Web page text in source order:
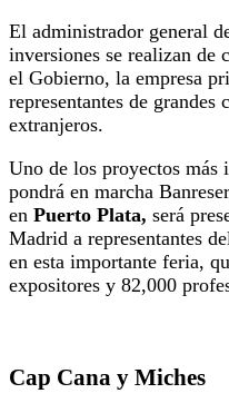
El administrador general
inversiones se realizan de
el Gobierno, la empresa
representantes de grandes
extranjeros.
Uno de los proyectos más
pondrá en marcha
en Puerto Plata, será
Madrid a representantes
en esta importante feria,
expositores y 82,000
Cap Cana y Miches